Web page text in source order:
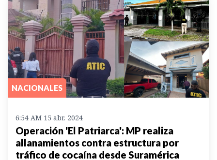
NACIONALES
6:54 AM 15 abr. 2024
Operación 'El Patriarca': MP realiza
allanamientos contra estructura por
tráfico de cocaína desde Suramérica